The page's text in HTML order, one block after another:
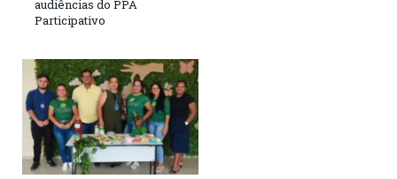
audiências do PPA
Participativo